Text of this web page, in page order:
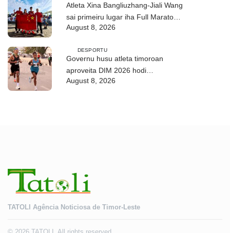
Atleta Xina Bangliuzhang-Jiali Wang
sai primeiru lugar iha Full Maratona
42Km
August 8, 2026
DESPORTU
Governu husu atleta timoroan
aproveita DIM 2026 hodi
dezenvolve kapasidade
August 8, 2026
TATOLI Agência Noticiosa de Timor-Leste